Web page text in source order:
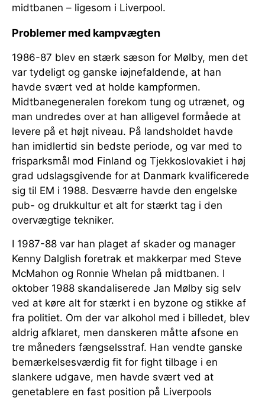
midtbanen – ligesom i Liverpool.
Problemer med kampvægten
1986-87 blev en stærk sæson for Mølby, men det
var tydeligt og ganske iøjnefaldende, at han
havde svært ved at holde kampformen.
Midtbanegeneralen forekom tung og utrænet, og
man undredes over at han alligevel formåede at
levere på et højt niveau. På landsholdet havde
han imidlertid sin bedste periode, og var med to
frisparksmål mod Finland og Tjekkoslovakiet i høj
grad udslagsgivende for at Danmark kvalificerede
sig til EM i 1988. Desværre havde den engelske
pub- og drukkultur et alt for stærkt tag i den
overvægtige tekniker.
I 1987-88 var han plaget af skader og manager
Kenny Dalglish foretrak et makkerpar med Steve
McMahon og Ronnie Whelan på midtbanen. I
oktober 1988 skandaliserede Jan Mølby sig selv
ved at køre alt for stærkt i en byzone og stikke af
fra politiet. Om der var alkohol med i billedet, blev
aldrig afklaret, men danskeren måtte afsone en
tre måneders fængselsstraf. Han vendte ganske
bemærkelsesværdig fit for fight tilbage i en
slankere udgave, men havde svært ved at
genetablere en fast position på Liverpools